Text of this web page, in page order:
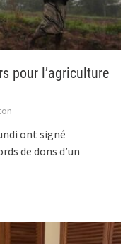
pour l’agriculture
ont signé
de dons d’un